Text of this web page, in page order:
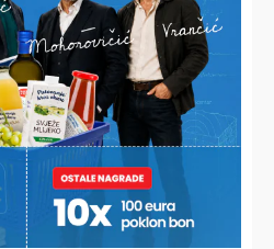
odlaska na put ovih pet stvari
treba posebno obratiti